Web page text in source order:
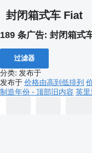
封闭箱式车 Fiat
189 条广告: 封闭箱式
过滤器
分类: 发布于
发布于 价格由高到低排列
制造年份 - 顶部旧内容 英